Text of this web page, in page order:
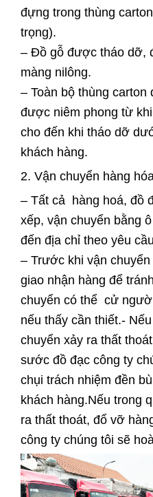
đựng trong thùng
trọng).
– Đồ gỗ được tháo dỡ,
màng nilông.
– Toàn bộ thùng carton
được niêm phong từ
cho đến khi tháo dỡ
khách hàng.
2. Vận chuyển hàng
– Tất cả hàng hoá, đồ
xếp, vận chuyển bằng
đến địa chỉ theo yêu
– Trước khi vận
giao nhận hàng để
chuyển có thể cử
nếu thấy cần thiết.-
chuyển xảy ra thất
sước đồ đạc công ty
chụi trách nhiệm đền
khách hàng.Nếu trong
ra thất thoát, đổ vỡ
công ty chúng tôi sẽ